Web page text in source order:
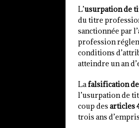
L’usurpation de
du titre
sanctionnée par l’
profession
conditions
atteindre un an
Lafalsification
l’usurpation de
coup des articles
trois ans